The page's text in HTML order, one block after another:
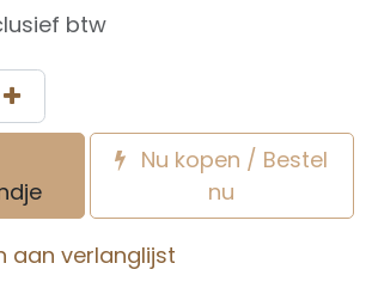
btw
Nu kopen / Bestel
nu
aan verlanglijst